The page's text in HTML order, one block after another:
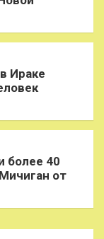
Ираке
более 40
от